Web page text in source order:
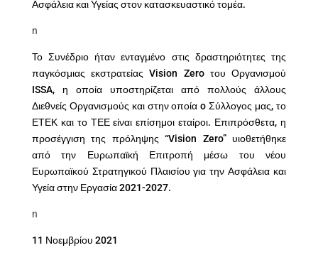
Ασφάλεια και Υγείας στον κατασκευαστικό τομέα.
n
Το Συνέδριο ήταν ενταγμένο στις δραστηριότητες της
παγκόσμιας εκστρατείας Vision Zero του Οργανισμού
ISSA, η οποία υποστηρίζεται από πολλούς άλλους
Διεθνείς Οργανισμούς και στην οποία o Σύλλογος μας, το
ΕΤΕΚ και το ΤΕΕ είναι επίσημοι εταίροι. Επιπρόσθετα, η
προσέγγιση της πρόληψης “Vision Zero” υιοθετήθηκε
από την Ευρωπαϊκή Επιτροπή μέσω του νέου
Ευρωπαϊκού Στρατηγικού Πλαισίου για την Ασφάλεια και
Υγεία στην Εργασία 2021-2027.
n
11 Νοεμβρίου 2021